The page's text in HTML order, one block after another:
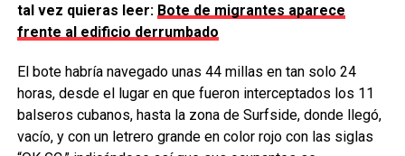
tal vez quieras leer: Bote de migrantes aparece
frente al edificio derrumbado
El bote habría navegado unas 44 millas en tan solo 24
horas, desde el lugar en que fueron interceptados los 11
balseros cubanos, hasta la zona de Surfside, donde llegó,
vacío, y con un letrero grande en color rojo con las siglas